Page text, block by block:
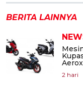
BERITA LAINNYA
2 hari